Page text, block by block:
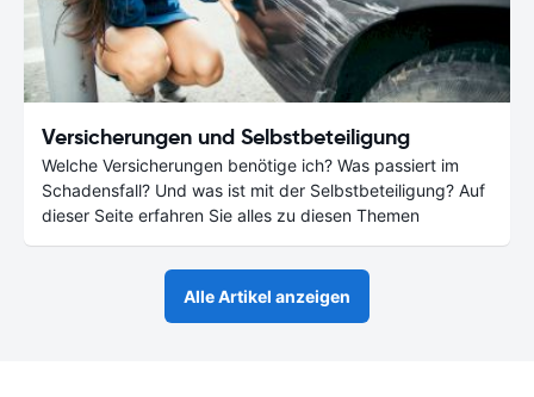
Versicherungen und Selbstbeteiligung
Welche Versicherungen benötige ich? Was passiert im
Schadensfall? Und was ist mit der Selbstbeteiligung? Auf
dieser Seite erfahren Sie alles zu diesen Themen
Alle Artikel anzeigen